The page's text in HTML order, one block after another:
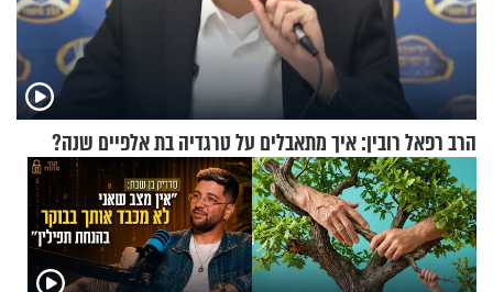
הרב רפאל רובין: איך מתאבלים על טרגדיה בת אלפיים שנה?